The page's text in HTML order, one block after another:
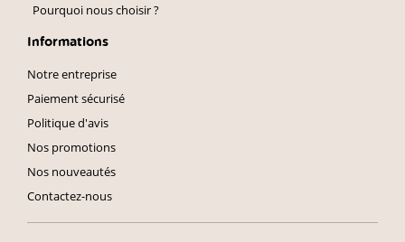
Pourquoi nous choisir ?
Informations
Notre entreprise
Paiement sécurisé
Politique d'avis
Nos promotions
Nos nouveautés
Contactez-nous